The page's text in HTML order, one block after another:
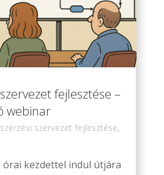
fejlesztése –
webinar
szervezet fejlesztése,
órai kezdettel indul útjára